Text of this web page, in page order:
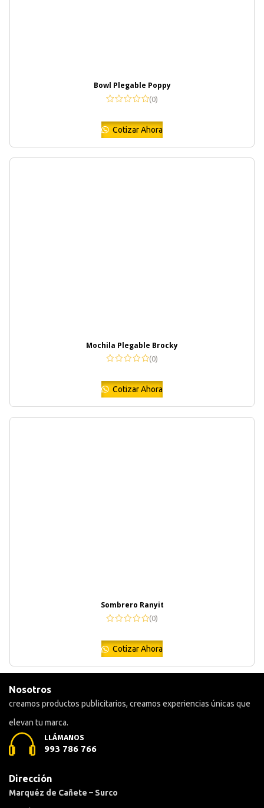
Bowl Plegable Poppy
(0)
Cotizar Ahora
Mochila Plegable Brocky
(0)
Cotizar Ahora
Sombrero Ranyit
(0)
Cotizar Ahora
Nosotros
creamos productos publicitarios, creamos experiencias únicas que
elevan tu marca.
LLÁMANOS
993 786 766
Dirección
Marquéz de Cañete – Surco